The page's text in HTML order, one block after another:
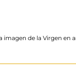
de la Virgen en